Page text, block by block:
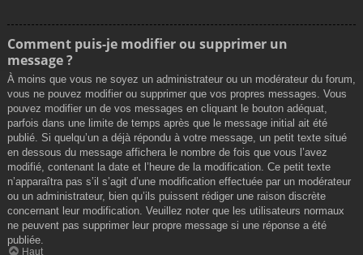
Comment puis-je modifier ou supprimer un
message ?
À moins que vous ne soyez un administrateur ou un modérateur du forum,
vous ne pouvez modifier ou supprimer que vos propres messages. Vous
pouvez modifier un de vos messages en cliquant le bouton adéquat,
parfois dans une limite de temps après que le message initial ait été
publié. Si quelqu’un a déjà répondu à votre message, un petit texte situé
en dessous du message affichera le nombre de fois que vous l’avez
modifié, contenant la date et l’heure de la modification. Ce petit texte
n’apparaîtra pas s’il s’agit d’une modification effectuée par un modérateur
ou un administrateur, bien qu’ils puissent rédiger une raison discrète
concernant leur modification. Veuillez noter que les utilisateurs normaux
ne peuvent pas supprimer leur propre message si une réponse a été
publiée.
Haut